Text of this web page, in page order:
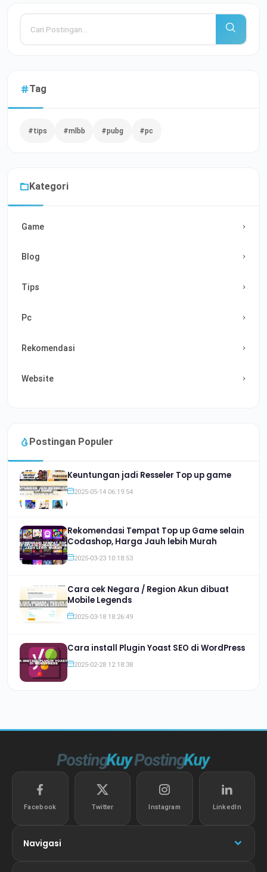
Tag
#tips #mlbb #pubg #pc
Kategori
Game
Blog
Tips
Pc
Rekomendasi
Website
Postingan Populer
Keuntungan jadi Resseler Top up game
2025-05-14 06:19:54
Rekomendasi Tempat Top up Game selain
Codashop, Harga Jauh lebih Murah
2025-03-23 10:18:53
Cara cek Negara / Region Akun dibuat
Mobile Legends
2025-03-18 18:26:49
Cara install Plugin Yoast SEO di WordPress
2025-02-28 12:18:38
Facebook Twitter Instagram LinkedIn
Navigasi